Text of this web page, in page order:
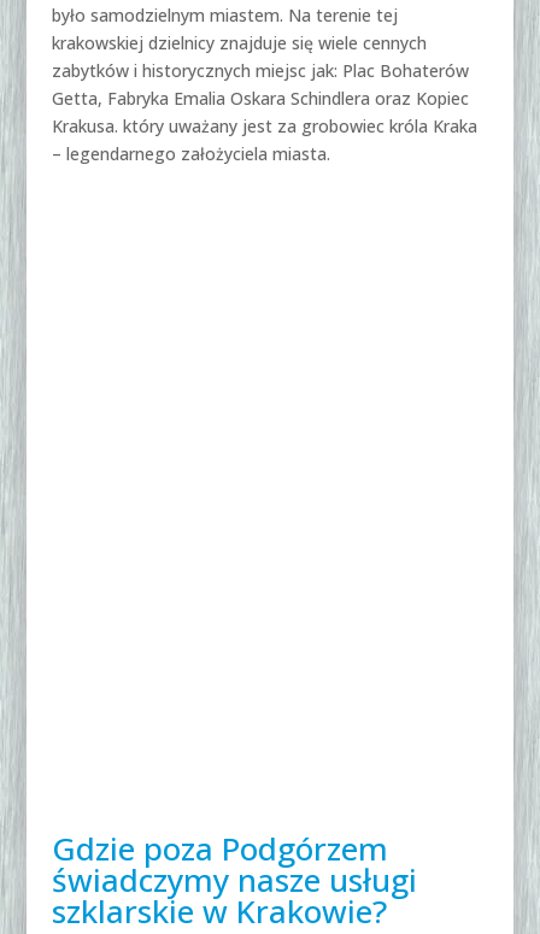
było samodzielnym miastem. Na terenie tej
krakowskiej dzielnicy znajduje się wiele cennych
zabytków i historycznych miejsc jak: Plac Bohaterów
Getta, Fabryka Emalia Oskara Schindlera oraz Kopiec
Krakusa. który uważany jest za grobowiec króla Kraka
– legendarnego założyciela miasta.
Gdzie poza Podgórzem
świadczymy nasze usługi
szklarskie w Krakowie?